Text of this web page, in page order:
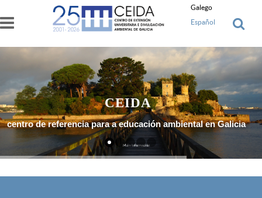
Ir o contido principal
Galego
Español
centro de referencia para a educación ambiental en Galicia
Máis Información
CEIDA